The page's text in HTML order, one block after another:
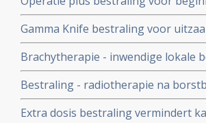
maar tot minder overall overleving
Gamma Knife bestraling voor
borstkanker geeft significant
bij Her2 Neu positieve borstkanker
Brachytherapie - inwendige lokale
operatie van borstkanker stadium
zelfde risico tegen recidief dan bij
bovenlichaamsbestraling
Bestraling - radiotherapie na
significant de kans op een recidief
grote EBCTCG studie bij 10800
Extra dosis bestraling vermindert